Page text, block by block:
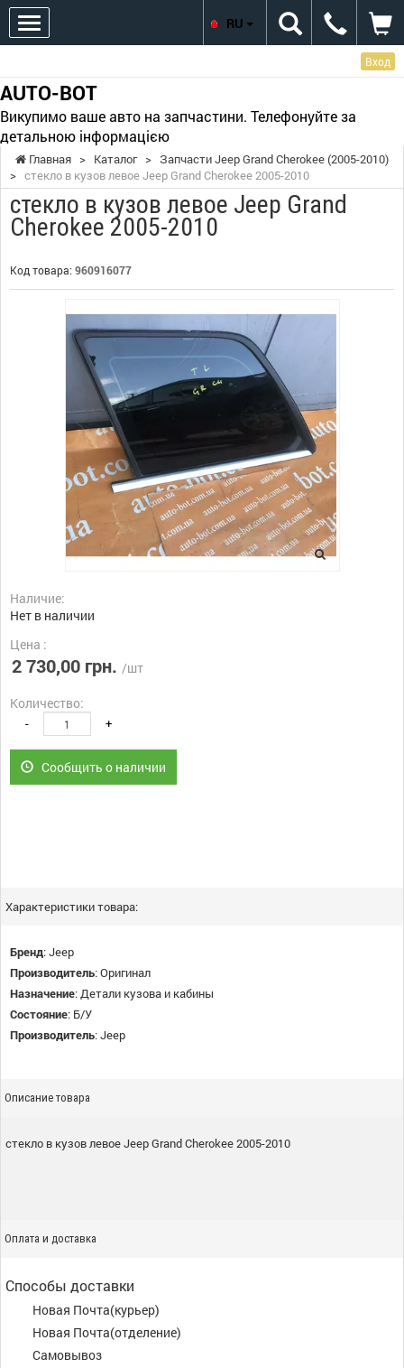
Вход
AUTO-BOT
Викупимо ваше авто на запчастини. Телефонуйте за
детальною інформацією
RU
Главная > Каталог > Запчасти Jeep Grand Cherokee (2005-2010)
> стекло в кузов левое Jeep Grand Cherokee 2005-2010
стекло в кузов левое Jeep Grand
Cherokee 2005-2010
Код товара: 960916077
Наличие:
Нет в наличии
Цена :
2 730,00 грн. /шт
Количество:
- +
Сообщить о наличии
Характеристики товара:
Бренд:Jeep
Производитель:Оригинал
Назначение:Детали кузова и кабины
Состояние: Б/У
Производитель:Jeep
Описание товара
стекло в кузов левое Jeep Grand Cherokee 2005-2010
Оплата и доставка
Способы доставки
Новая Почта(курьер)
Новая Почта(отделение)
Самовывоз